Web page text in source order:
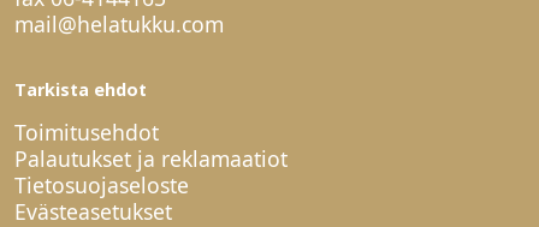
mail@helatukku.com
Tarkista ehdot
Toimitusehdot
Palautukset ja reklamaatiot
Tietosuojaseloste
Evästeasetukset